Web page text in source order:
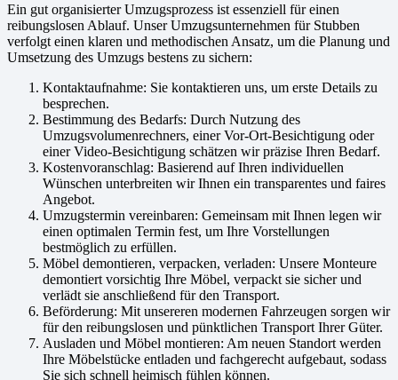
Ein gut organisierter Umzugsprozess ist essenziell für einen
reibungslosen Ablauf. Unser Umzugsunternehmen für Stubben
verfolgt einen klaren und methodischen Ansatz, um die Planung und
Umsetzung des Umzugs bestens zu sichern:
Kontaktaufnahme: Sie kontaktieren uns, um erste Details zu
besprechen.
Bestimmung des Bedarfs: Durch Nutzung des
Umzugsvolumenrechners, einer Vor-Ort-Besichtigung oder
einer Video-Besichtigung schätzen wir präzise Ihren Bedarf.
Kostenvoranschlag: Basierend auf Ihren individuellen
Wünschen unterbreiten wir Ihnen ein transparentes und faires
Angebot.
Umzugstermin vereinbaren: Gemeinsam mit Ihnen legen wir
einen optimalen Termin fest, um Ihre Vorstellungen
bestmöglich zu erfüllen.
Möbel demontieren, verpacken, verladen: Unsere Monteure
demontiert vorsichtig Ihre Möbel, verpackt sie sicher und
verlädt sie anschließend für den Transport.
Beförderung: Mit unsereren modernen Fahrzeugen sorgen wir
für den reibungslosen und pünktlichen Transport Ihrer Güter.
Ausladen und Möbel montieren: Am neuen Standort werden
Ihre Möbelstücke entladen und fachgerecht aufgebaut, sodass
Sie sich schnell heimisch fühlen können.